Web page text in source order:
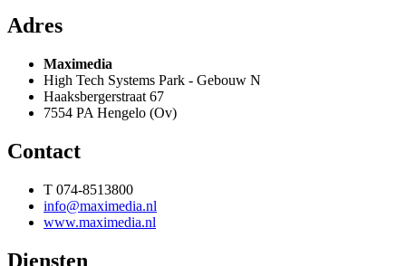
Adres
Maximedia
High Tech Systems Park - Gebouw N
Haaksbergerstraat 67
7554 PA Hengelo (Ov)
Contact
T 074-8513800
info@maximedia.nl
www.maximedia.nl
Diensten